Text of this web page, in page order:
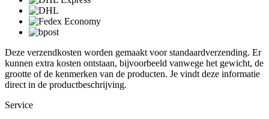
Deze verzendkosten worden gemaakt voor standaardverzending. Er
kunnen extra kosten ontstaan, bijvoorbeeld vanwege het gewicht, de
grootte of de kenmerken van de producten. Je vindt deze informatie
direct in de productbeschrijving.
Service